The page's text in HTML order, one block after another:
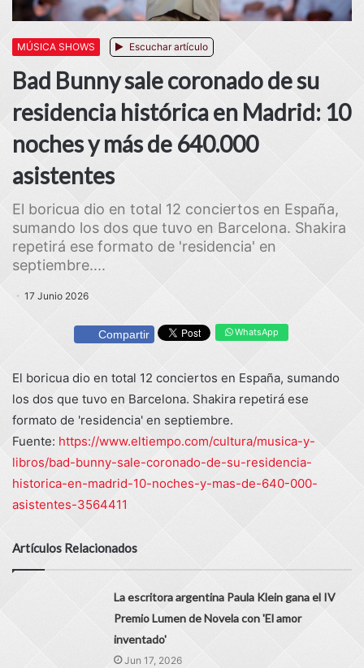
MÚSICA SHOWS Escuchar artículo
Bad Bunny sale coronado de su
residencia histórica en Madrid: 10
noches y más de 640.000
asistentes
El boricua dio en total 12 conciertos en España,
sumando los dos que tuvo en Barcelona. Shakira
repetirá ese formato de 'residencia' en
septiembre....
17 Junio 2026
Compartir WhatsApp
El boricua dio en total 12 conciertos en España, sumando
los dos que tuvo en Barcelona. Shakira repetirá ese
formato de 'residencia' en septiembre.
Fuente: https://www.eltiempo.com/cultura/musica-y-
libros/bad-bunny-sale-coronado-de-su-residencia-
historica-en-madrid-10-noches-y-mas-de-640-000-
asistentes-3564411
Artículos Relacionados
La escritora argentina Paula Klein gana el IV
Premio Lumen de Novela con 'El amor
inventado'
Jun 17, 2026